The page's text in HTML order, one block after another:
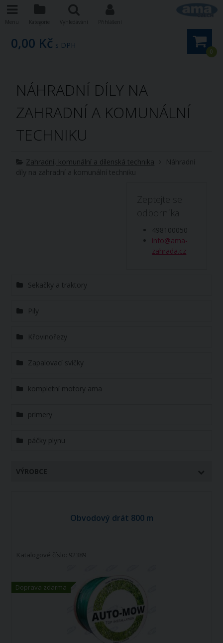
0
0,00 Kč s DPH
NÁHRADNÍ DÍLY NA
ZAHRADNÍ A KOMUNÁLNÍ
TECHNIKU
Zahradní, komunální a dílenská technika
Náhradní
díly na zahradní a komunální techniku
Zeptejte se
odborníka
498100050
info@ama-
zahrada.cz
Sekačky a traktory
Pily
Křovinořezy
Zapalovací svíčky
kompletní motory ama
primery
páčky plynu
VÝROBCE
Obvodový drát 800 m
Doprava zdarma
Katalogové číslo: 92389
Menu Kategorie Vyhledávání Přihlášení